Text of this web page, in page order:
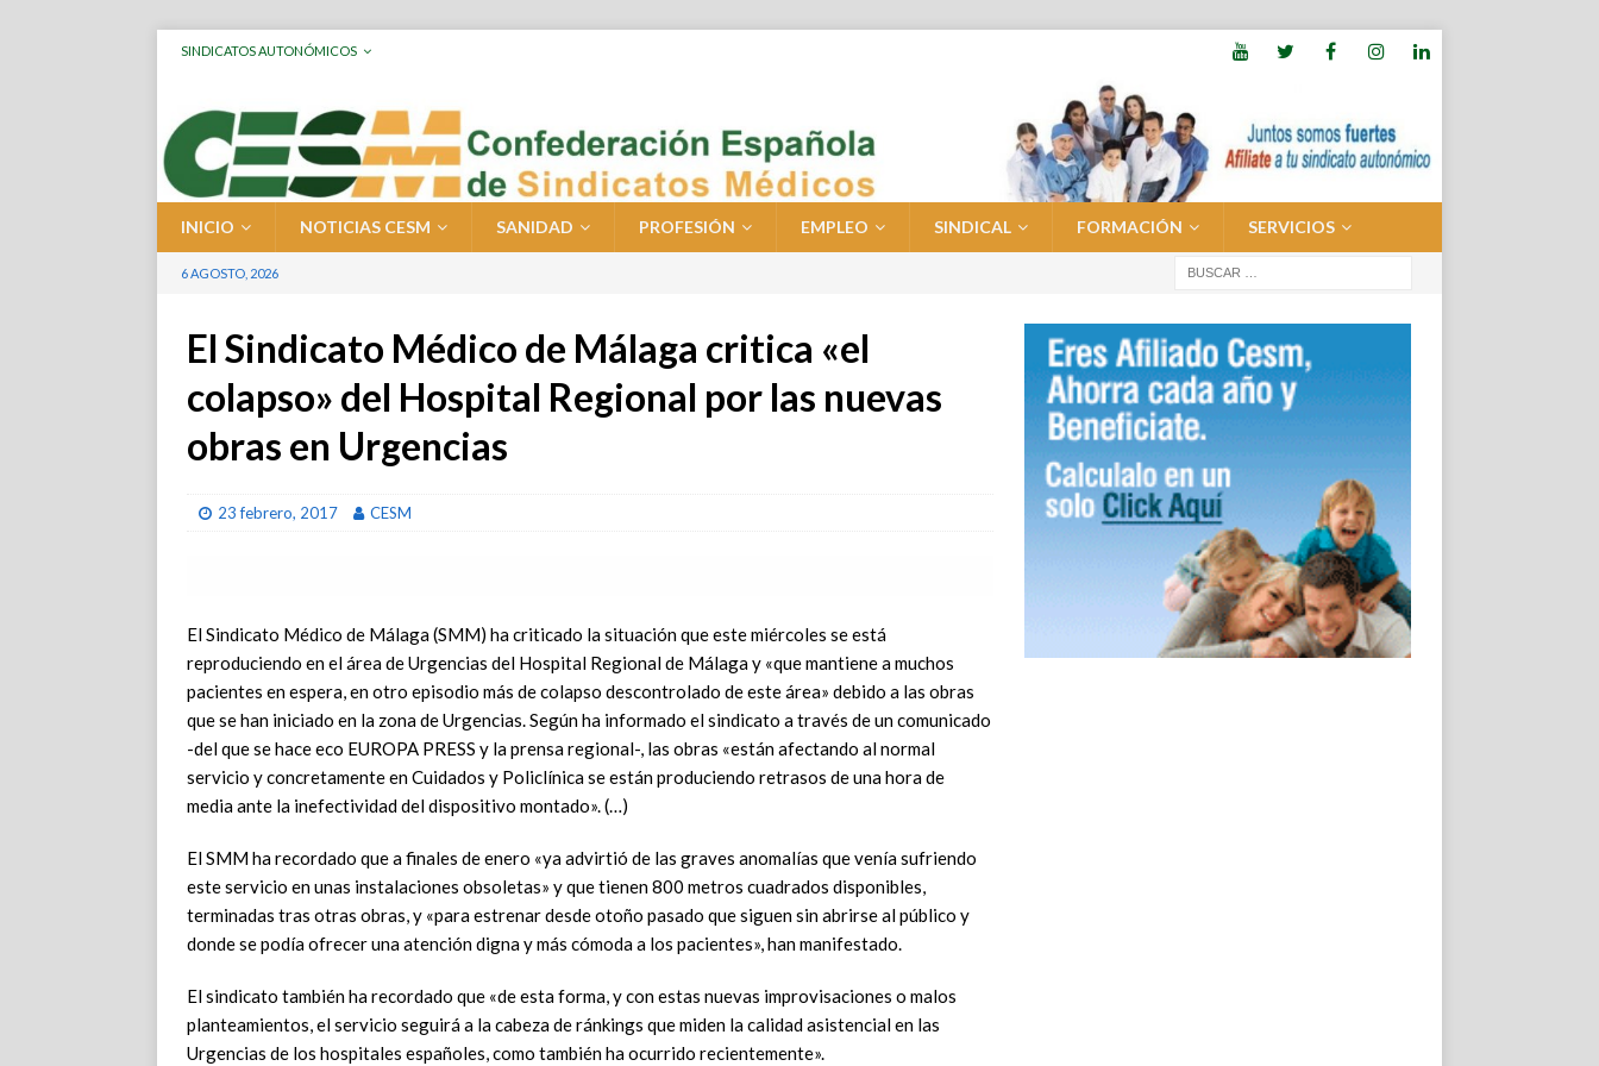
SINDICATOS AUTONÓMICOS
INICIO NOTICIAS CESM SANIDAD PROFESIÓN EMPLEO SINDICAL FORMACIÓN SERVICIOS
6 AGOSTO, 2026
El Sindicato Médico de Málaga critica «el
colapso» del Hospital Regional por las nuevas
obras en Urgencias
23 febrero, 2017 CESM
El Sindicato Médico de Málaga (SMM) ha criticado la situación que este miércoles se está
reproduciendo en el área de Urgencias del Hospital Regional de Málaga y «que mantiene a muchos
pacientes en espera, en otro episodio más de colapso descontrolado de este área» debido a las obras
que se han iniciado en la zona de Urgencias. Según ha informado el sindicato a través de un comunicado
-del que se hace eco EUROPA PRESS y la prensa regional-, las obras «están afectando al normal
servicio y concretamente en Cuidados y Policlínica se están produciendo retrasos de una hora de
media ante la inefectividad del dispositivo montado». (…)
El SMM ha recordado que a finales de enero «ya advirtió de las graves anomalías que venía sufriendo
este servicio en unas instalaciones obsoletas» y que tienen 800 metros cuadrados disponibles,
terminadas tras otras obras, y «para estrenar desde otoño pasado que siguen sin abrirse al público y
donde se podía ofrecer una atención digna y más cómoda a los pacientes», han manifestado.
El sindicato también ha recordado que «de esta forma, y con estas nuevas improvisaciones o malos
planteamientos, el servicio seguirá a la cabeza de ránkings que miden la calidad asistencial en las
Urgencias de los hospitales españoles, como también ha ocurrido recientemente».